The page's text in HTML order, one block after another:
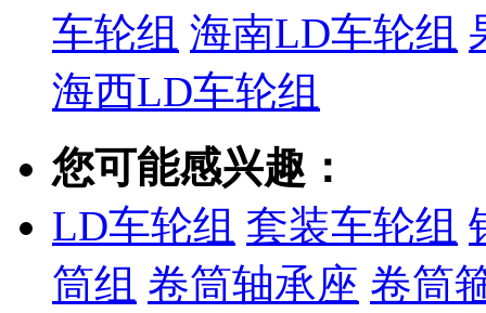
车轮组 海南LD车轮组
海西LD车轮组
您可能感兴趣：
LD车轮组 套装车轮组
筒组 卷筒轴承座 卷筒